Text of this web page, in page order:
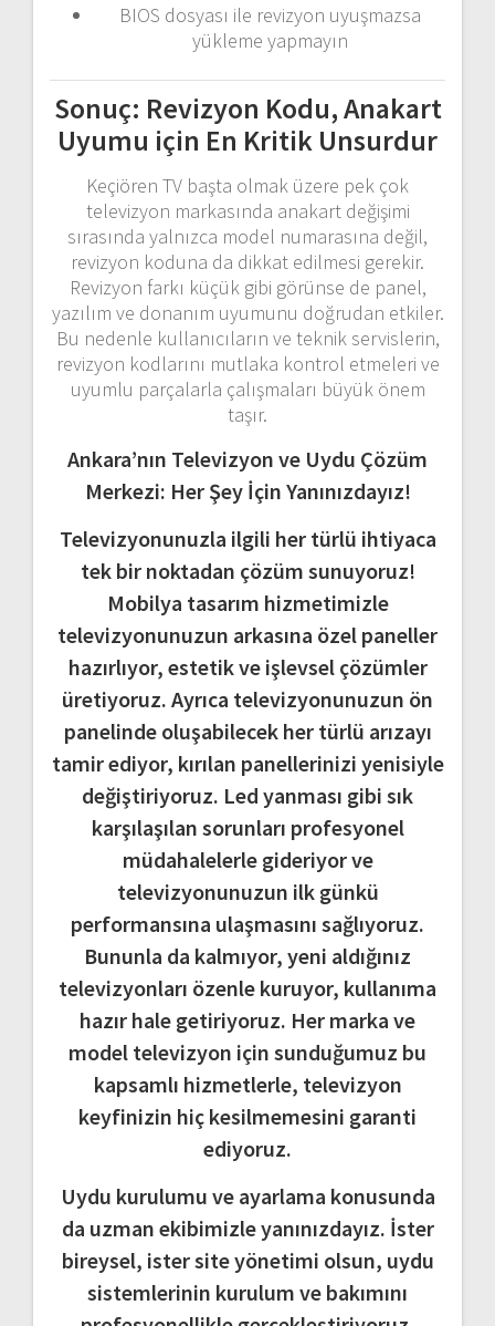
BIOS dosyası ile revizyon uyuşmazsa
yükleme yapmayın
Sonuç: Revizyon Kodu, Anakart
Uyumu için En Kritik Unsurdur
Keçiören TV başta olmak üzere pek çok
televizyon markasında anakart değişimi
sırasında yalnızca model numarasına değil,
revizyon koduna da dikkat edilmesi gerekir.
Revizyon farkı küçük gibi görünse de panel,
yazılım ve donanım uyumunu doğrudan etkiler.
Bu nedenle kullanıcıların ve teknik servislerin,
revizyon kodlarını mutlaka kontrol etmeleri ve
uyumlu parçalarla çalışmaları büyük önem
taşır.
Ankara’nın Televizyon ve Uydu Çözüm
Merkezi: Her Şey İçin Yanınızdayız!
Televizyonunuzla ilgili her türlü ihtiyaca
tek bir noktadan çözüm sunuyoruz!
Mobilya tasarım hizmetimizle
televizyonunuzun arkasına özel paneller
hazırlıyor, estetik ve işlevsel çözümler
üretiyoruz. Ayrıca televizyonunuzun ön
panelinde oluşabilecek her türlü arızayı
tamir ediyor, kırılan panellerinizi yenisiyle
değiştiriyoruz. Led yanması gibi sık
karşılaşılan sorunları profesyonel
müdahalelerle gideriyor ve
televizyonunuzun ilk günkü
performansına ulaşmasını sağlıyoruz.
Bununla da kalmıyor, yeni aldığınız
televizyonları özenle kuruyor, kullanıma
hazır hale getiriyoruz. Her marka ve
model televizyon için sunduğumuz bu
kapsamlı hizmetlerle, televizyon
keyfinizin hiç kesilmemesini garanti
ediyoruz.
Uydu kurulumu ve ayarlama konusunda
da uzman ekibimizle yanınızdayız. İster
bireysel, ister site yönetimi olsun, uydu
sistemlerinin kurulum ve bakımını